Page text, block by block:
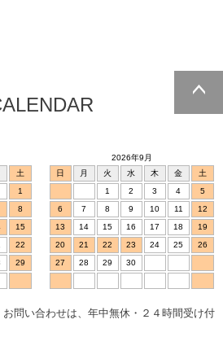
土
1
8
15
22
29
2026年9月
日
月 火 水 木 金
土
1
2 3 4
5
6
7 8 9 10 11
12
13
14 15 16 17 18
19
20
21 22 23 24 25
26
27
28 29 30
問い合わせは、年中無休・２４時間受け付